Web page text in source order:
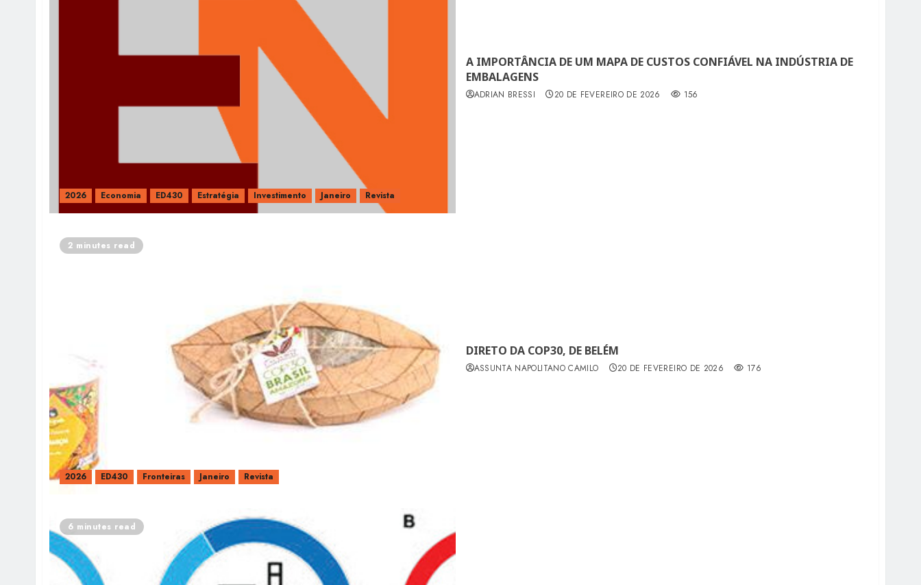
2026 Economia ED430 Estratégia Investimento Janeiro Revista
A IMPORTÂNCIA DE UM MAPA DE CUSTOS CONFIÁVEL NA INDÚSTRIA DE
EMBALAGENS
ADRIAN BRESSI 20 DE FEVEREIRO DE 2026 156
2 minutes read
2026 ED430 Fronteiras Janeiro Revista
DIRETO DA COP30, DE BELÉM
ASSUNTA NAPOLITANO CAMILO 20 DE FEVEREIRO DE 2026 176
6 minutes read